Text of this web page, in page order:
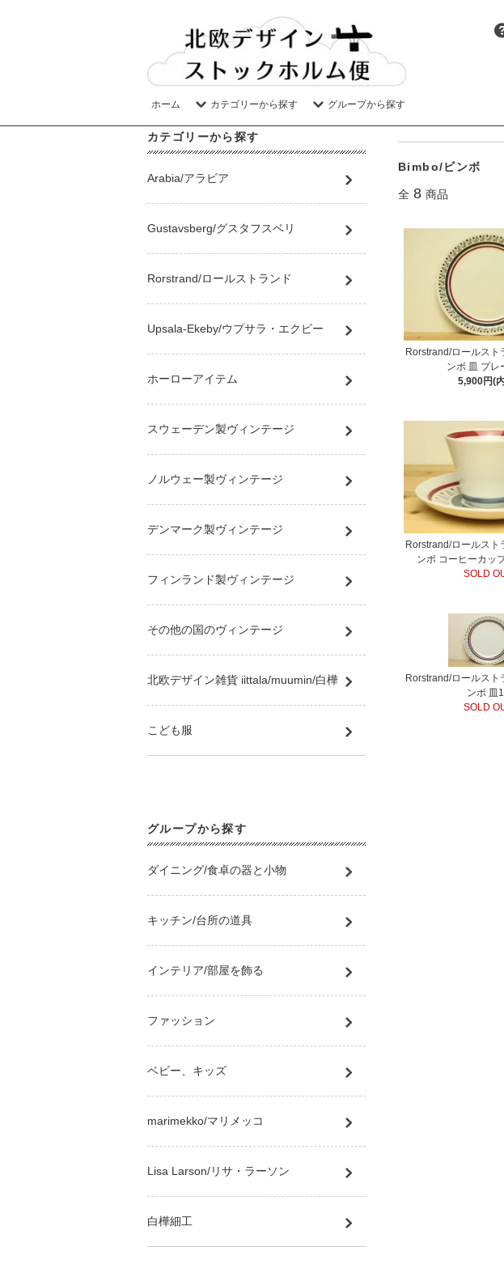
ホーム カテゴリーから探す グループから探す
ホーム
Bimbo/ビンボ
全 8 商品
Rorstrand/ロールスト
ンボ 皿 プレ
5,900円(
Rorstrand/ロールスト
ンボ コーヒーカッ
SOLD
Rorstrand/ロールスト
ンボ 皿
SOLD
カテゴリーから探す
Arabia/アラビア
Gustavsberg/グスタフスベリ
Rorstrand/ロールストランド
Upsala-Ekeby/ウプサラ・エクビー
ホーローアイテム
スウェーデン製ヴィンテージ
ノルウェー製ヴィンテージ
デンマーク製ヴィンテージ
フィンランド製ヴィンテージ
その他の国のヴィンテージ
北欧デザイン雑貨 iittala/muumin/白樺
こども服
グループから探す
ダイニング/食卓の器と小物
キッチン/台所の道具
インテリア/部屋を飾る
ファッション
ベビー、キッズ
marimekko/マリメッコ
Lisa Larson/リサ・ラーソン
白樺細工